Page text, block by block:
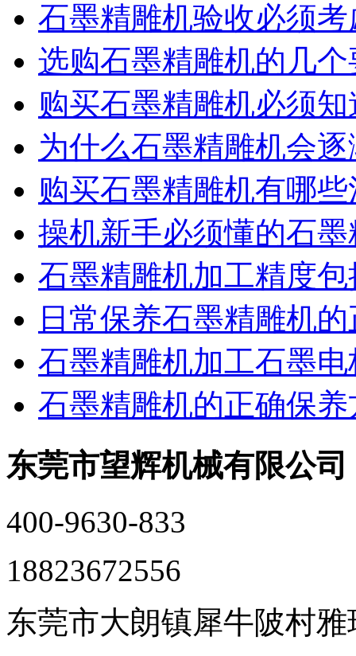
石墨精雕机验收必须
选购石墨精雕机的几个
购买石墨精雕机必须
为什么石墨精雕机会
购买石墨精雕机有哪
操机新手必须懂的石
石墨精雕机加工精度
日常保养石墨精雕机
石墨精雕机加工石墨
石墨精雕机的正确保养
东莞市望辉机械有限公司
400-9630-833
18823672556
东莞市大朗镇犀牛陂村雅